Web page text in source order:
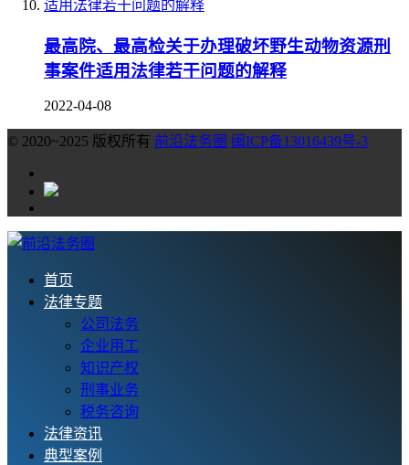
最高院、最高检关于办理破坏野生动物资源刑
事案件适用法律若干问题的解释
2022-04-08
© 2020~2025 版权所有 前沿法务圈 闽ICP备13016439号-3
首页
法律专题
公司法务
企业用工
知识产权
刑事业务
税务咨询
法律资讯
典型案例